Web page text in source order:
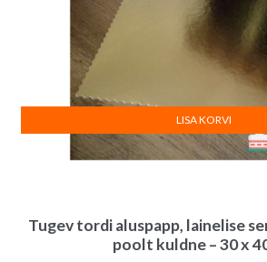
Tugev tordi aluspapp, lainelise
poolt kuldne – 30 x
LISA KORVI